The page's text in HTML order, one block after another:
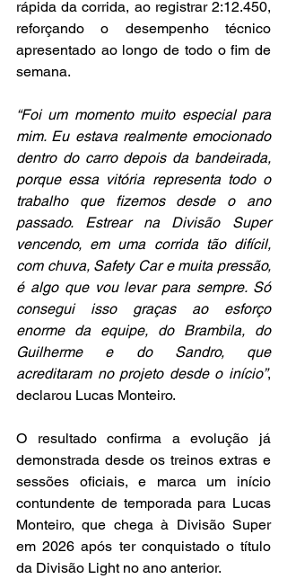
rápida da corrida, ao registrar 2:12.450,
reforçando o desempenho técnico
apresentado ao longo de todo o fim de
semana.
“Foi um momento muito especial para
mim. Eu estava realmente emocionado
dentro do carro depois da bandeirada,
porque essa vitória representa todo o
trabalho que fizemos desde o ano
passado. Estrear na Divisão Super
vencendo, em uma corrida tão difícil,
com chuva, Safety Car e muita pressão,
é algo que vou levar para sempre. Só
consegui isso graças ao esforço
enorme da equipe, do Brambila, do
Guilherme e do Sandro, que
acreditaram no projeto desde o início”,
declarou Lucas Monteiro.
O resultado confirma a evolução já
demonstrada desde os treinos extras e
sessões oficiais, e marca um início
contundente de temporada para Lucas
Monteiro, que chega à Divisão Super
em 2026 após ter conquistado o título
da Divisão Light no ano anterior.